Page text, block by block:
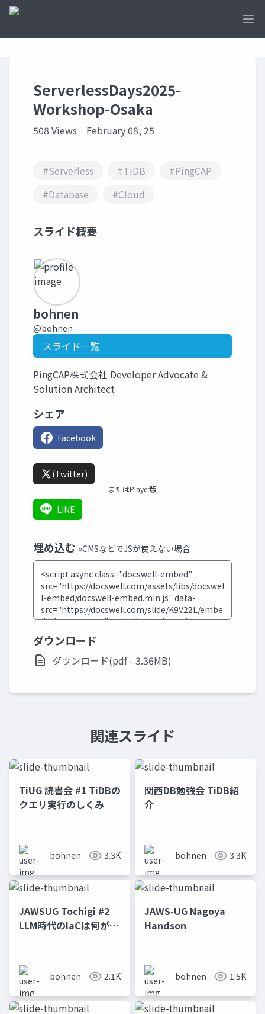
ServerlessDays2025-
Workshop-Osaka
508 Views February 08, 25
#Serverless #TiDB
#PingCAP
#Database
#Cloud
スライド概要
bohnen
@bohnen
スライド一覧
PingCAP株式会社 Developer Advocate &
Solution Architect
シェア
Facebook
(Twitter)
またはPlayer版
LINE
埋め込む »CMSなどでJSが使えない場合
ダウンロード
ダウンロード(pdf - 3.36MB)
関連スライド
TiUG 読書会 #1 TiDBの
クエリ実行のしくみ
bohnen 3.3K
関西DB勉強会 TiDB紹
介
bohnen 3.3K
JAWSUG Tochigi #2
LLM時代のIaCは何がい
bohnen 2.1K
JAWS-UG Nagoya
Handson
bohnen 1.5K